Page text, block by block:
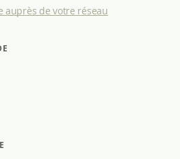
auprès de votre réseau